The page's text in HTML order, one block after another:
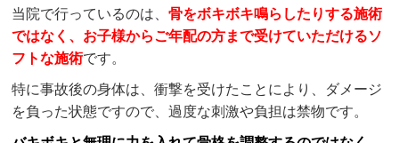
当院で行っているのは、骨をボキボキ鳴らしたりする施術
ではなく、お子様からご年配の方まで受けていただけるソ
フトな施術です。
特に事故後の身体は、衝撃を受けたことにより、ダメージ
を負った状態ですので、過度な刺激や負担は禁物です。